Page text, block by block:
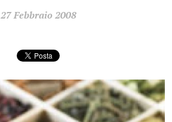
27 Febbraio 2008